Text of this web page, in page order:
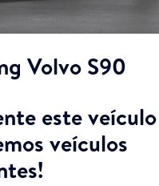
Volvo S90
este veículo
veículos